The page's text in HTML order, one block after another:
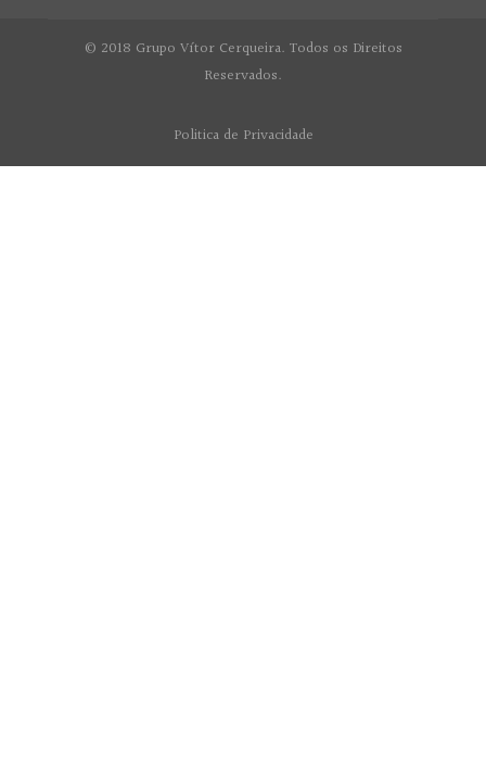
© 2018 Grupo Vítor Cerqueira. Todos os Direitos
Reservados.
Politica de Privacidade